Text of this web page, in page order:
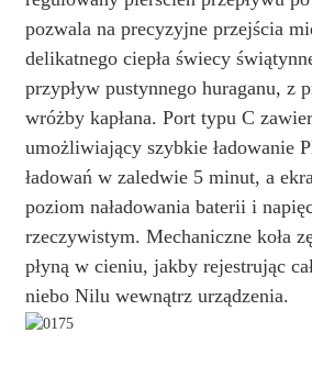
pozwala na precyzyjne przejścia
delikatnego ciepła świecy
przypływ pustynnego huraganu, z
wróżby kapłana. Port typu C
umożliwiający szybkie ładowanie
ładowań w zaledwie 5 minut, a
poziom naładowania baterii i
rzeczywistym. Mechaniczne koła
płyną w cieniu, jakby rejestrując
niebo Nilu wewnątrz urządzenia.